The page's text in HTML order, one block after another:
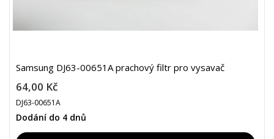
Samsung DJ63-00651A prachový filtr pro vysavač
64,00 Kč
DJ63-00651A
Dodání do 4 dnů